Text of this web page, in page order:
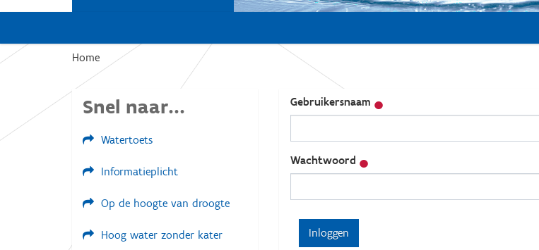
U
e
Home
Gebruikersnaam
Wachtwoord
Snel naar...
Watertoets
Informatieplicht
Op de hoogte van droogte
Hoog water zonder kater